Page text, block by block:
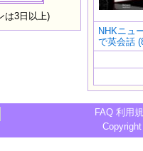
は3日以上)
NHKニュ
で英会話
FAQ 利用